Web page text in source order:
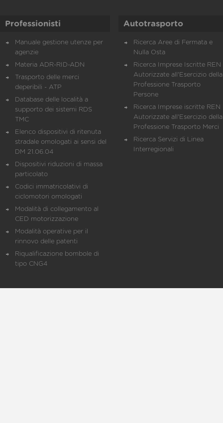
Professionisti
Manuale gestione utenze per
agenzie
Materia ADR-RID-ADN
Trasporto delle merci
deperibili - ATP
Database delle località a
supporto dei sistemi RDS
TMC
Elenco dispositivi di ritenuta
stradale omologati ai sensi del
DM 21.06.04
Dispositivi riduzioni di massa
particolato
Codici immatricolativi di
ciclomotori omologati
Modalità di collegamento al
CED motorizzazione
Modalità operative per il
rinnovo delle patenti
Riqualificazione bombole di
tipo CNG4
Autotrasporto
Ricerca Aree di Fermata e
Nulla Osta
Ricerca Imprese Iscritte REN
Autorizzate all'Esercizio della
Professione Trasporto
Persone
Ricerca Imprese iscritte REN
Autorizzate all'Esercizio della
Professione Trasporto Merci
Ricerca Servizi di Linea
Interregionali